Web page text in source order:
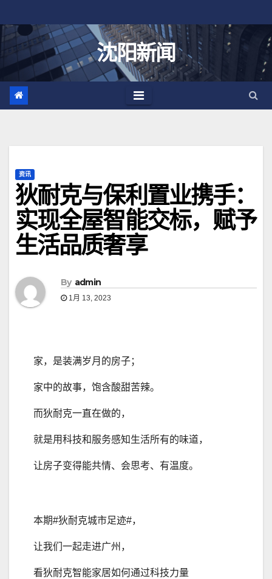
至
沈阳新闻
资讯
狄耐克与保利置业携手：
实现全屋智能交标，赋予
生活品质奢享
By admin
1月 13, 2023
家，是装满岁月的房子；
家中的故事，饱含酸甜苦辣。
而狄耐克一直在做的，
就是用科技和服务感知生活所有的味道，
让房子变得能共情、会思考、有温度。
本期#狄耐克城市足迹#，
让我们一起走进广州，
看狄耐克智能家居如何通过科技力量